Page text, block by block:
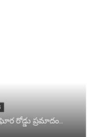
రోడ్డు ప్రమాదం..